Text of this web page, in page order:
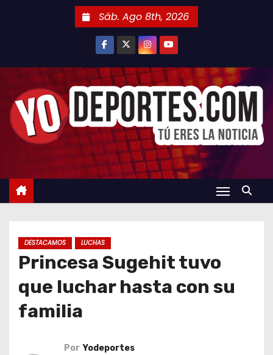
n
Sáb. Ago 8th, 2026
DESTACAMOS LUCHAS
Princesa Sugehit tuvo
que luchar hasta con su
familia
Por Yodeportes